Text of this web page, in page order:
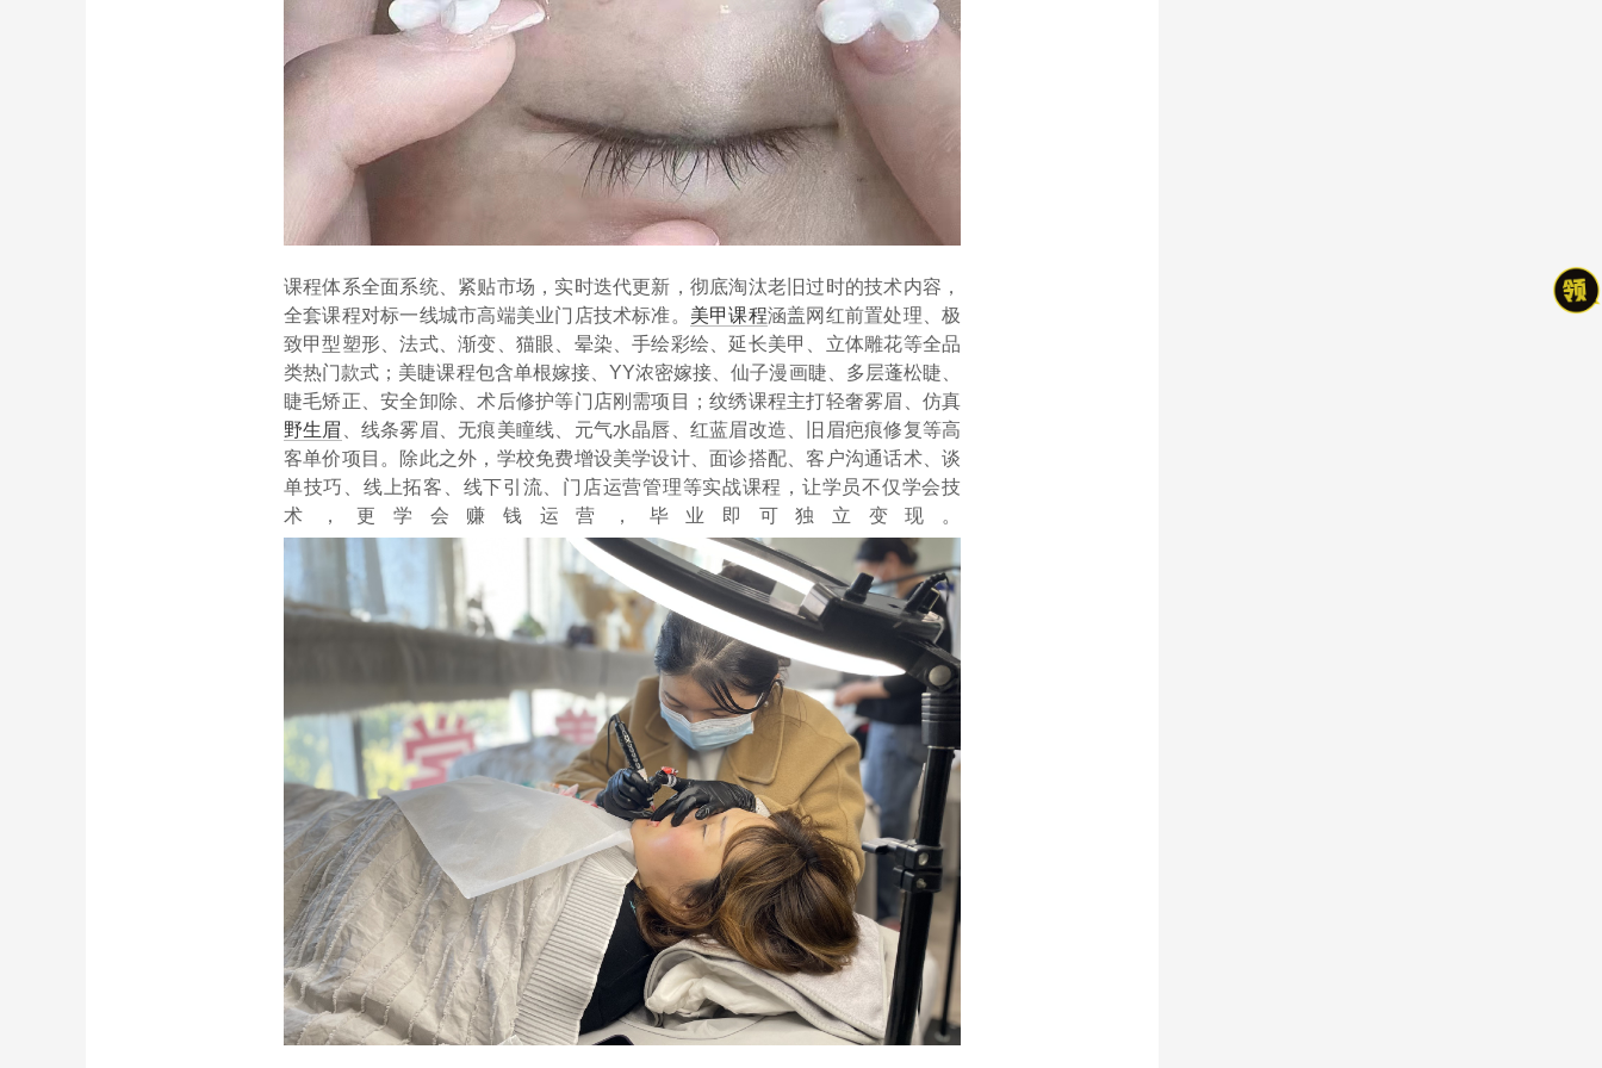
课程体系全面系统、紧贴市场，实时迭代更新，彻底淘汰老旧过时的技术内容，
全套课程对标一线城市高端美业门店技术标准。 美甲课程涵盖网红前置处理、极
致甲型塑形、法式、渐变、猫眼、晕染、手绘彩绘、延长美甲、立体雕花等全品
类热门款式；美睫课程包含单根嫁接、YY浓密嫁接、仙子漫画睫、多层蓬松睫、
睫毛矫正、安全卸除、术后修护等门店刚需项目；纹绣课程主打轻奢雾眉、仿真
野生眉
、线条雾眉、无痕美瞳线、元气水晶唇、红蓝眉改造、旧眉疤痕修复等高
客单价项目。除此之外，学校免费增设美学设计、面诊搭配、客户沟通话术、谈
单技巧、线上拓客、线下引流、门店运营管理等实战课程，让学员不仅学会技
术，更学会赚钱运营，毕业即可独立变现。